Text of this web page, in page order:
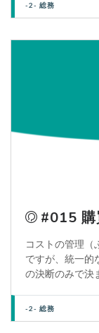
-2- 総務
#015 購
コストの管理（
ですが、統一的
の決断のみで決
-2- 総務